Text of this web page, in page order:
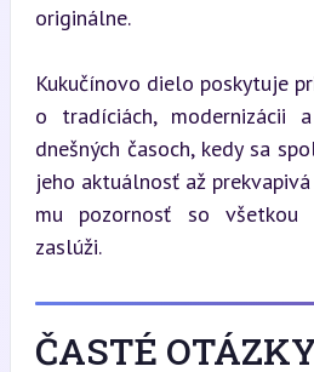
originálne.
Kukučínovo dielo poskytuje
o tradíciách, modernizácii
dnešných časoch, kedy sa
jeho aktuálnosť až
mu pozornosť so všetkou
zaslúži.
ČASTÉ